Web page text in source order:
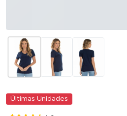
Últimas Unidades